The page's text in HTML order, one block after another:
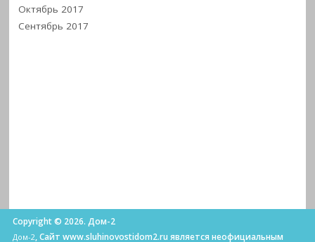
Октябрь 2017
Сентябрь 2017
Copyright © 2026. Дом-2
Дом-2, Сайт www.sluhinovostidom2.ru является неофициальным